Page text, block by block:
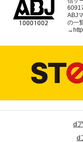
ABJ
の一
→
d
d